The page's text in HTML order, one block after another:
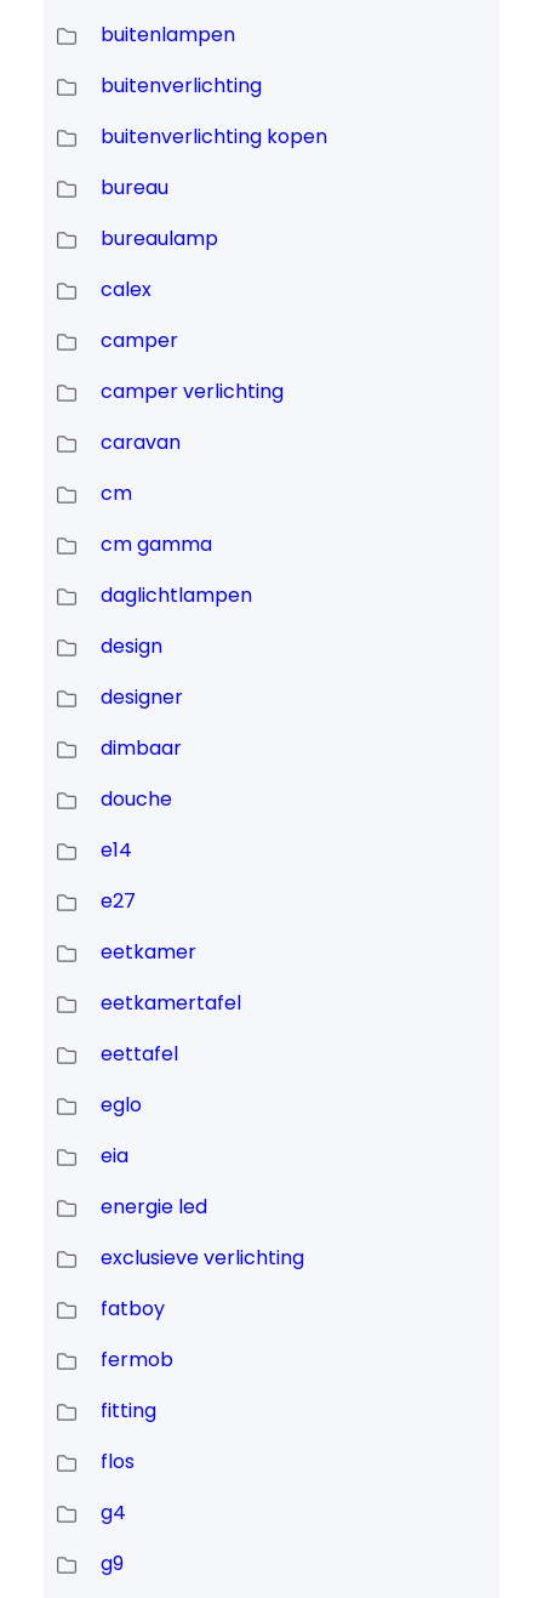
buitenlampen
buitenverlichting
buitenverlichting kopen
bureau
bureaulamp
calex
camper
camper verlichting
caravan
cm
cm gamma
daglichtlampen
design
designer
dimbaar
douche
e14
e27
eetkamer
eetkamertafel
eettafel
eglo
eia
energie led
exclusieve verlichting
fatboy
fermob
fitting
flos
g4
g9